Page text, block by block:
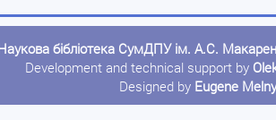
бібліотека СумДПУ ім. А.С.
Development and technical support by
Designed by Eugene